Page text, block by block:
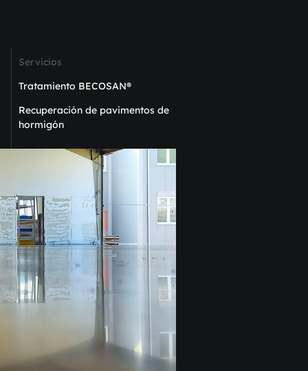
Servicios
Tratamiento BECOSAN®
Recuperación de pavimentos de
hormigón